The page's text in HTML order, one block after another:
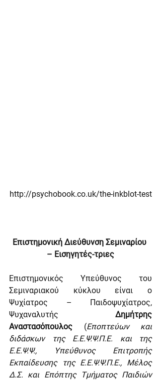
http://psychobook.co.uk/the-inkblot-test
Επιστημονική Διεύθυνση Σεμιναρίου
– Εισηγητές-τριες
Επιστημονικός Υπεύθυνος του
Σεμιναριακού κύκλου είναι ο
Ψυχίατρος – Παιδοψυχίατρος,
Ψυχαναλυτής Δημήτρης
Αναστασόπουλος (Εποπτεύων και
διδάσκων της Ε.Ε.Ψ.Ψ.Π.Ε. και της
Ε.Ε.Ψ.Ψ., Υπεύθυνος Επιτροπής
Εκπαίδευσης της Ε.Ε.Ψ.Ψ.Π.Ε., Μέλος
Δ.Σ. και Επόπτης Τμήματος Παιδιών